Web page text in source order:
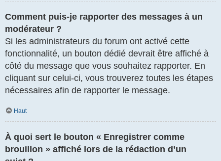
Comment puis-je rapporter des messages à un
modérateur ?
Si les administrateurs du forum ont activé cette
fonctionnalité, un bouton dédié devrait être affiché à
côté du message que vous souhaitez rapporter. En
cliquant sur celui-ci, vous trouverez toutes les étapes
nécessaires afin de rapporter le message.
Haut
À quoi sert le bouton « Enregistrer comme
brouillon » affiché lors de la rédaction d’un